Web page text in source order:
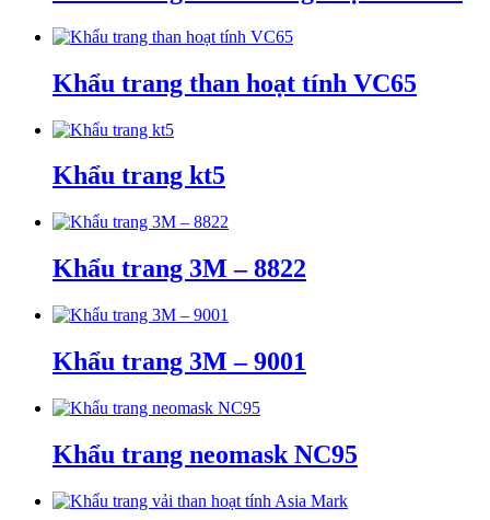
Khẩu trang than hoạt tính VC65
Khẩu trang kt5
Khẩu trang 3M – 8822
Khẩu trang 3M – 9001
Khẩu trang neomask NC95